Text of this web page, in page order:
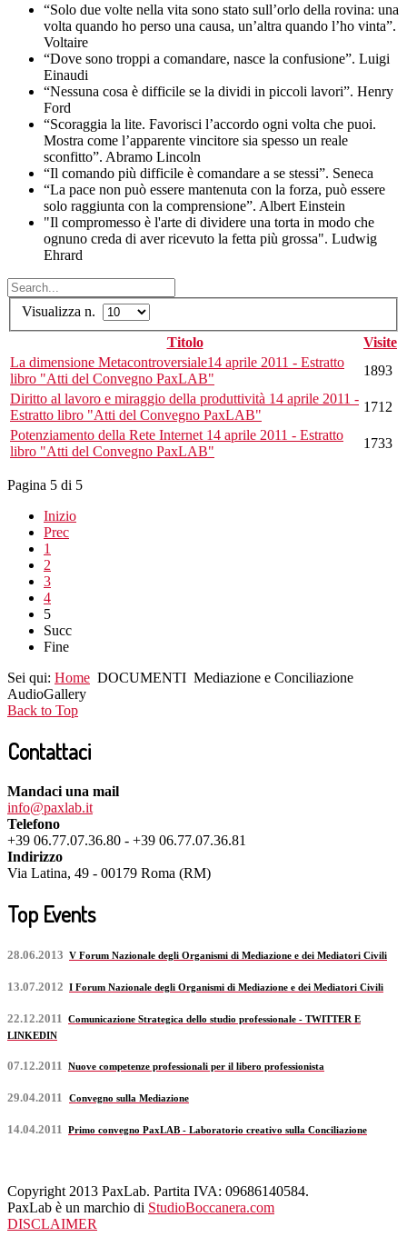
“Solo due volte nella vita sono stato sull’orlo della rovina: una
volta quando ho perso una causa, un’altra quando l’ho vinta”.
Voltaire
“Dove sono troppi a comandare, nasce la confusione”. Luigi
Einaudi
“Nessuna cosa è difficile se la dividi in piccoli lavori”. Henry
Ford
“Scoraggia la lite. Favorisci l’accordo ogni volta che puoi.
Mostra come l’apparente vincitore sia spesso un reale
sconfitto”. Abramo Lincoln
“Il comando più difficile è comandare a se stessi”. Seneca
“La pace non può essere mantenuta con la forza, può essere
solo raggiunta con la comprensione”. Albert Einstein
"Il compromesso è l'arte di dividere una torta in modo che
ognuno creda di aver ricevuto la fetta più grossa". Ludwig
Ehrard
Visualizza n.
Titolo
Visite
La dimensione Metacontroversiale14 aprile 2011 - Estratto
libro "Atti del Convegno PaxLAB"
1893
Diritto al lavoro e miraggio della produttività 14 aprile 2011 -
Estratto libro "Atti del Convegno PaxLAB"
1712
Potenziamento della Rete Internet 14 aprile 2011 - Estratto
libro "Atti del Convegno PaxLAB"
1733
Pagina 5 di 5
Inizio
Prec
1
2
3
4
5
Succ
Fine
Sei qui: Home DOCUMENTI Mediazione e Conciliazione
AudioGallery
Back to Top
Contattaci
Mandaci una mail
info@paxlab.it
Telefono
+39 06.77.07.36.80 - +39 06.77.07.36.81
Indirizzo
Via Latina, 49 - 00179 Roma (RM)
Top Events
28.06.2013 V Forum Nazionale degli Organismi di Mediazione e dei Mediatori Civili
13.07.2012 I Forum Nazionale degli Organismi di Mediazione e dei Mediatori Civili
22.12.2011
Comunicazione Strategica dello studio professionale - TWITTER E
LINKEDIN
07.12.2011 Nuove competenze professionali per il libero professionista
29.04.2011 Convegno sulla Mediazione
14.04.2011 Primo convegno PaxLAB - Laboratorio creativo sulla Conciliazione
Copyright 2013 PaxLab. Partita IVA: 09686140584.
PaxLab è un marchio di StudioBoccanera.com
DISCLAIMER